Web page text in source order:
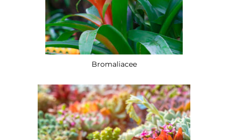
Bromaliacee